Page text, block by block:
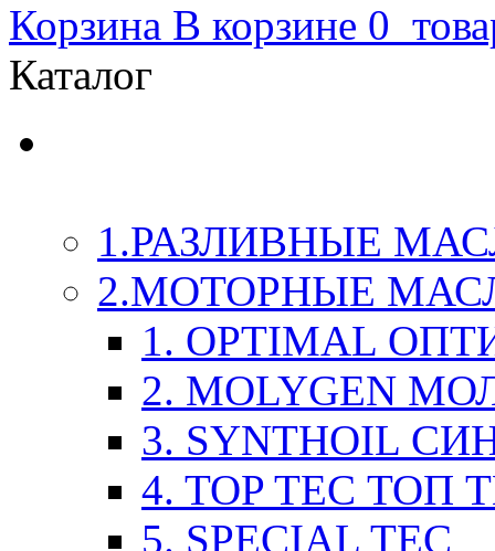
Корзина В корзине 0
Каталог
1.РАЗЛИВНЫЕ
2.МОТОРНЫЕ
1. OPTIMAL
2. MOLYGEN
3. SYNTHOIL
4. TOP TEC ТОП
5. SPECIAL TEC